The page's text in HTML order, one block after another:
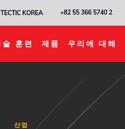
KOREA +82 55 366 5740 2
술 훈련 제품 우리에 대해
산업